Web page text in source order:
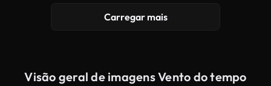
Carregar mais
Visão geral de imagens Vento do tempo